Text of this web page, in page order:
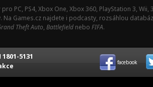
pro PC, PS4, Xbox One, Xbox 360, PlayStation 3,
Games.cz najdete i podcasty, rozsáhlou
Theft Auto, Battlefield nebo FIFA.
1801-5131
facebook